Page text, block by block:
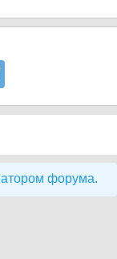
форума.